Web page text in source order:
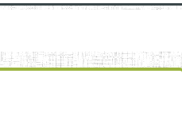
Enseignements
Diplômes